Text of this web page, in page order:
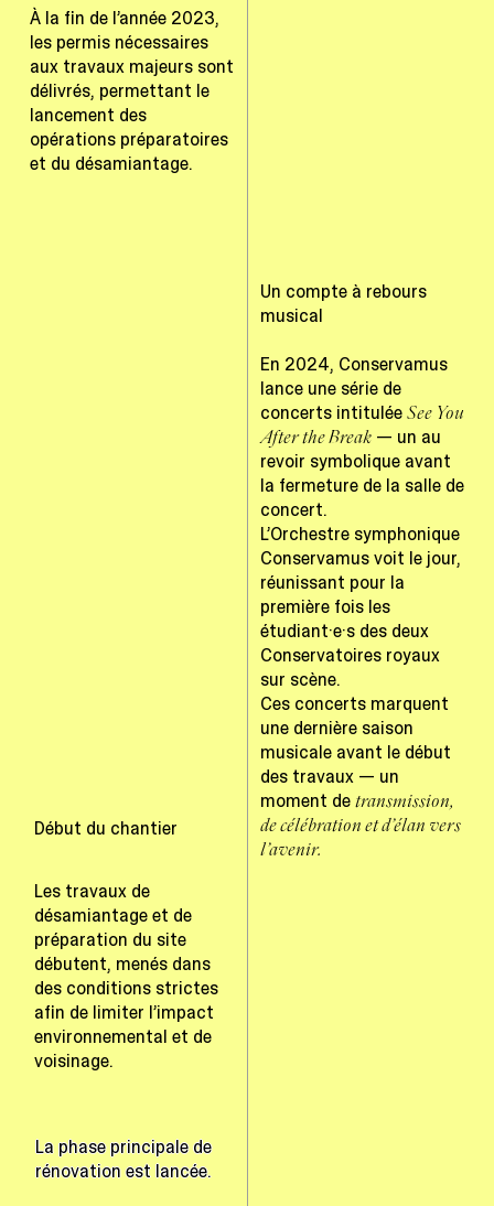
La phase principale de
rénovation est lancée.
À la fin de l’année 2023,
les permis nécessaires
aux travaux majeurs sont
délivrés, permettant le
lancement des
opérations préparatoires
et du désamiantage.
Début du chantier
Les travaux de
désamiantage et de
préparation du site
débutent, menés dans
des conditions strictes
afin de limiter l’impact
environnemental et de
voisinage.
Un compte à rebours
musical
En 2024, Conservamus
lance une série de
concerts intituléeSee You
After the Break — un au
revoir symbolique avant
la fermeture de la salle de
concert.
L’Orchestre symphonique
Conservamus voit le jour,
réunissant pour la
première fois les
étudiant·e·s des deux
Conservatoires royaux
sur scène.
Ces concerts marquent
une dernière saison
musicale avant le début
des travaux — un
moment detransmission,
de célébration et d’élan vers
l’avenir.